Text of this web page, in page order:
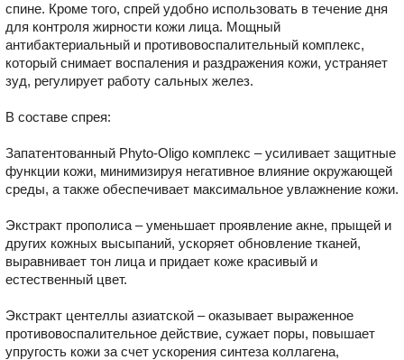
спине. Кроме того, спрей удобно использовать в течение дня
для контроля жирности кожи лица. Мощный
антибактериальный и противовоспалительный комплекс,
который снимает воспаления и раздражения кожи, устраняет
зуд, регулирует работу сальных желез.
В составе спрея:
Запатентованный Phyto-Oligo комплекс – усиливает защитные
функции кожи, минимизируя негативное влияние окружающей
среды, а также обеспечивает максимальное увлажнение кожи.
Экстракт прополиса – уменьшает проявление акне, прыщей и
других кожных высыпаний, ускоряет обновление тканей,
выравнивает тон лица и придает коже красивый и
естественный цвет.
Экстракт центеллы азиатской – оказывает выраженное
противовоспалительное действие, сужает поры, повышает
упругость кожи за счет ускорения синтеза коллагена,